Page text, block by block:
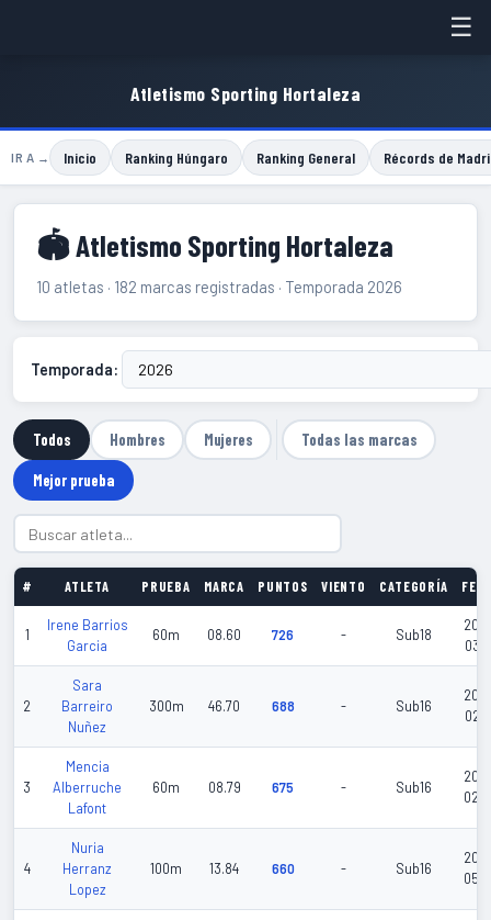
☰
Atletismo Sporting Hortaleza
IR A → Inicio Ranking Húngaro Ranking General Récords de
🏟 Atletismo Sporting Hortaleza
10 atletas · 182 marcas registradas · Temporada 2026
Temporada:
Todos Hombres Mujeres Todas las marcas
Mejor prueba
# ATLETA PRUEBA MARCA PUNTOS VIENTO CATEGORÍA
1
Irene Barrios
Garcia
60m 08.60 726 - Sub18
03-
2
Sara
Barreiro
Nuñez
300m 46.70 688 - Sub16
02-
3
Mencia
Alberruche
Lafont
60m 08.79 675 - Sub16
02-
4
Nuria
Herranz
Lopez
100m 13.84 660 - Sub16
05-